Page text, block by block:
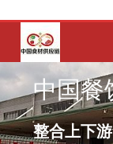
容
中国餐
整合上下